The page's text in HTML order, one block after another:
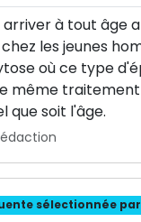
arriver à tout âge
les jeunes
où ce type
même
que soit l'âge.
sélectionnée